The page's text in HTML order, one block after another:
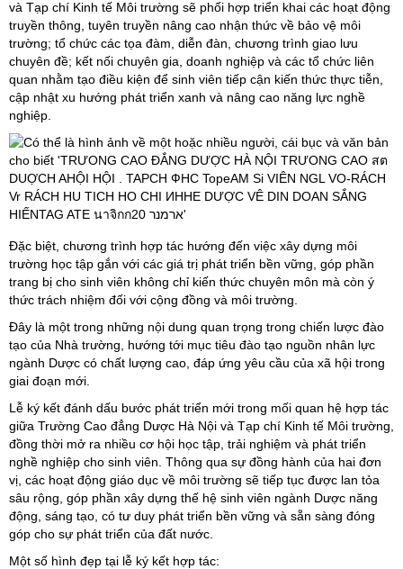
và Tạp chí Kinh tế Môi trường sẽ phối hợp triển khai các hoạt động
truyền thông, tuyên truyền nâng cao nhận thức về bảo vệ môi
trường; tổ chức các tọa đàm, diễn đàn, chương trình giao lưu
chuyên đề; kết nối chuyên gia, doanh nghiệp và các tổ chức liên
quan nhằm tạo điều kiện để sinh viên tiếp cận kiến thức thực tiễn,
cập nhật xu hướng phát triển xanh và nâng cao năng lực nghề
nghiệp.
Đặc biệt, chương trình hợp tác hướng đến việc xây dựng môi
trường học tập gắn với các giá trị phát triển bền vững, góp phần
trang bị cho sinh viên không chỉ kiến thức chuyên môn mà còn ý
thức trách nhiệm đối với cộng đồng và môi trường.
Đây là một trong những nội dung quan trọng trong chiến lược đào
tạo của Nhà trường, hướng tới mục tiêu đào tạo nguồn nhân lực
ngành Dược có chất lượng cao, đáp ứng yêu cầu của xã hội trong
giai đoạn mới.
Lễ ký kết đánh dấu bước phát triển mới trong mối quan hệ hợp tác
giữa Trường Cao đẳng Dược Hà Nội và Tạp chí Kinh tế Môi trường,
đồng thời mở ra nhiều cơ hội học tập, trải nghiệm và phát triển
nghề nghiệp cho sinh viên. Thông qua sự đồng hành của hai đơn
vị, các hoạt động giáo dục về môi trường sẽ tiếp tục được lan tỏa
sâu rộng, góp phần xây dựng thế hệ sinh viên ngành Dược năng
động, sáng tạo, có tư duy phát triển bền vững và sẵn sàng đóng
góp cho sự phát triển của đất nước.
Một số hình đẹp tại lễ ký kết hợp tác: